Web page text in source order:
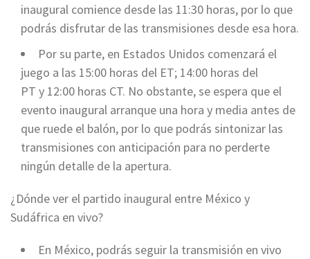
inaugural comience desde las 11:30 horas, por lo que
podrás disfrutar de las transmisiones desde esa hora.
Por su parte, en Estados Unidos comenzará el
juego a las 15:00 horas del ET; 14:00 horas del
PT y 12:00 horas CT. No obstante, se espera que el
evento inaugural arranque una hora y media antes de
que ruede el balón, por lo que podrás sintonizar las
transmisiones con anticipación para no perderte
ningún detalle de la apertura.
¿Dónde ver el partido inaugural entre México y
Sudáfrica en vivo?
En México, podrás seguir la transmisión en vivo